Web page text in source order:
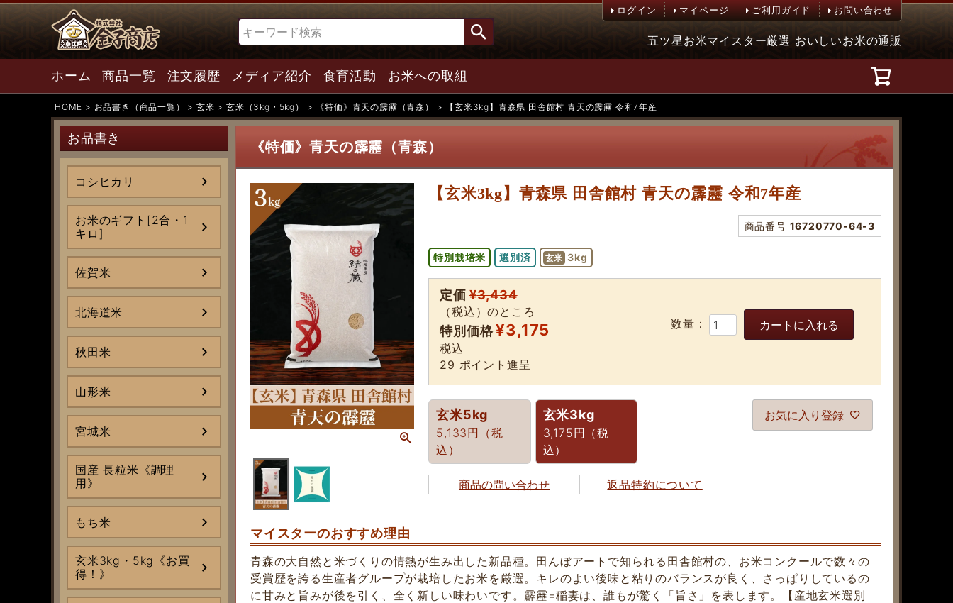
検索
ログイン マイページ ご利用ガイド お問い合わせ
五ツ星お米マイスター厳選 おいしいお米の通販
ホーム 商品一覧 注文履歴 メディア紹介 食育活動 お米への取組
HOME お品書き（商品一覧） 玄米 玄米（3kg・5kg） 《特価》青天の霹靂（青森） 【玄米3kg】青森県 田舎館村 青天の霹靂 令和7年産
お品書き
コシヒカリ
お米のギフト[2合・1
キロ]
佐賀米
北海道米
秋田米
山形米
宮城米
国産 長粒米《調理
用》
もち米
玄米3kg・5kg《お買
得！》
《特価》青天の霹靂（青森）
【玄米3kg】青森県 田舎館村 青天の霹靂 令和7年産
商品番号 16720770-64-3
特別栽培米 選別済 玄米 3kg
定価 ¥3,434
（税込）のところ
特別価格¥3,175
税込
29 ポイント進呈
カートに入れる
玄米5kg
5,133円（税
込）
玄米3kg
3,175円（税
込）
お気に入り登録
商品の問い合わせ 返品特約について
マイスターのおすすめ理由
青森の大自然と米づくりの情熱が生み出した新品種。田んぼアートで知られる田舎館村の、お米コンクールで数々の
受賞歴を誇る生産者グループが栽培したお米を厳選。キレのよい後味と粘りのバランスが良く、さっぱりしているの
に甘みと旨みが後を引く、全く新しい味わいです。霹靂=稲妻は、誰もが驚く「旨さ」を表します。【産地玄米選別